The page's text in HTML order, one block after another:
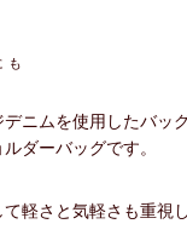
も
ニムを使用したバ
ダーバッグです。
軽さと気軽さも重視